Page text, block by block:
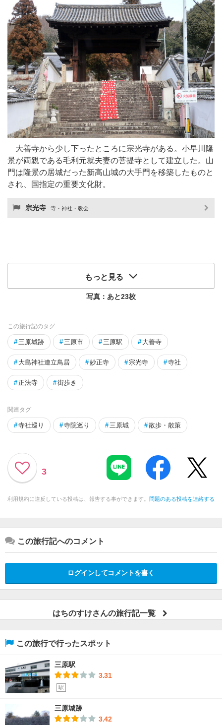
大善寺から少し下ったところに宗光寺がある。小早川隆
景が両親である毛利元就夫妻の菩提寺として建立した。山
門は隆景の居城だった新高山城の大手門を移築したものと
され、国指定の重要文化財。
宗光寺 寺・神社・教会
もっと見る
写真：あと23枚
この旅行記のタグ
# 三原城跡 # 三原市 # 三原駅 # 大善寺
# 大島神社連立鳥居 #妙正寺 # 宗光寺 #寺社
#正法寺 #街歩き
関連タグ
#寺社巡り #寺院巡り # 三原城 #散歩・散策
3
利用規約に違反している投稿は、報告する事ができます。 問題のある投稿を連絡する
この旅行記へのコメント
ログインしてコメントを書く
はちのすけさんの旅行記一覧
この旅行で行ったスポット
三原駅
3.31
駅
三原城跡
3.42